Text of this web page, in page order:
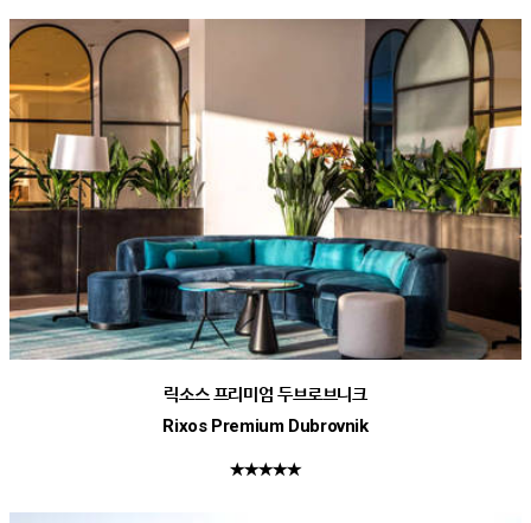
릭소스 프리미엄 두브로브니크
Rixos Premium Dubrovnik
★★★★★